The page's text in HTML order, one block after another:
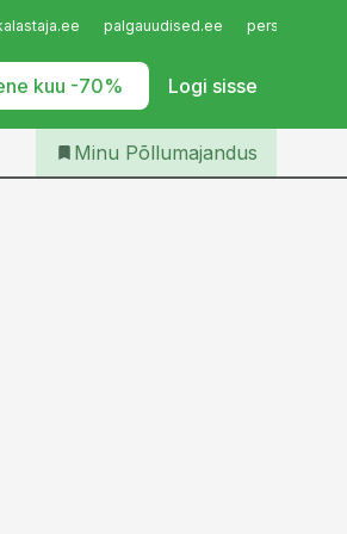
palgauudised.ee
kuu -70% Logi sisse
Iseteenindus
Telli Põllumajandus
Minu Põllumajandus